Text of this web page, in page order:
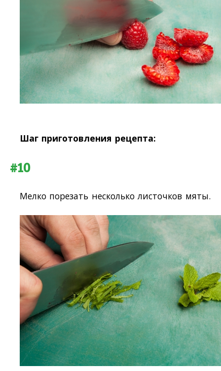
Шаг приготовления рецепта:
#10
Мелко порезать несколько листочков мяты.